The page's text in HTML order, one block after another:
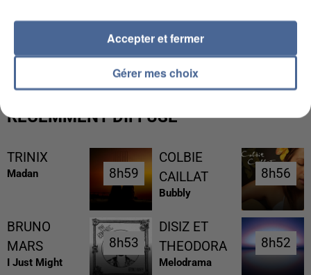
L’UN DES FONDATEURS SUPPOSÉS DE LA DZ
MAFIA INTERPELLÉ EN ALGÉRIE
RÉCEMMENT DIFFUSÉ
TRINIX
Madan 8h59
8h59
COLBIE
CAILLAT
Bubbly
8h56
8h56
BRUNO
MARS
I Just Might
8h53
8h53
DISIZ ET
THEODORA
Melodrama
8h52
8h52
Gérer mes choix
Accepter et fermer